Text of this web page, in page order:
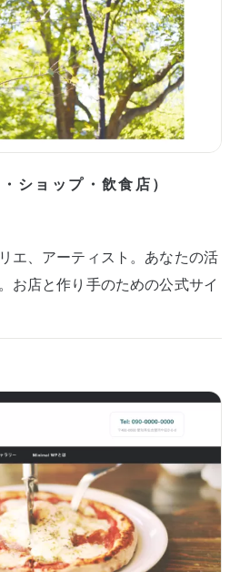
ショップ・飲食店）
エ、アーティスト。あなたの活
お店と作り手のための公式サイ